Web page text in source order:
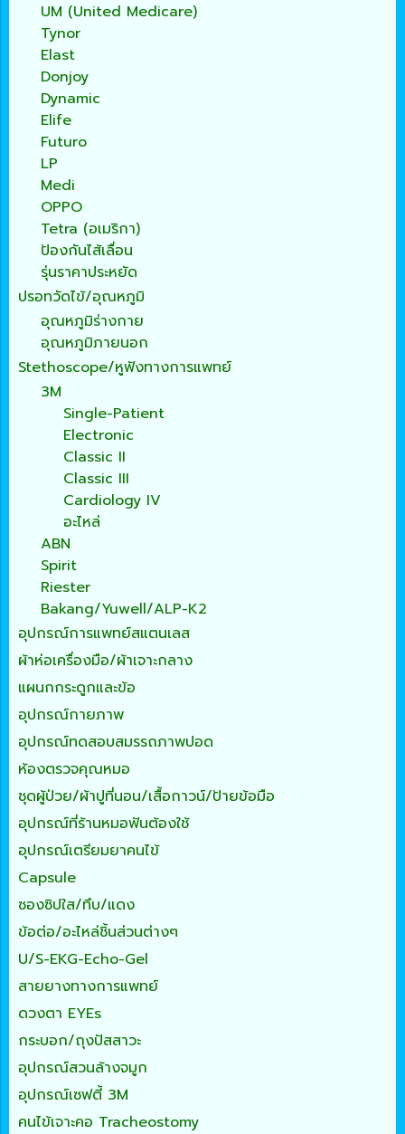
UM (United Medicare)
Tynor
Elast
Donjoy
Dynamic
Elife
Futuro
LP
Medi
OPPO
Tetra (อเมริกา)
ป้องกันไส้เลื่อน
รุ่นราคาประหยัด
ปรอทวัดไข้/อุณหภูมิ
อุณหภูมิร่างกาย
อุณหภูมิภายนอก
Stethoscope/หูฟังทางการแพทย์
3M
Single-Patient
Electronic
Classic II
Classic III
Cardiology IV
อะไหล่
ABN
Spirit
Riester
Bakang/Yuwell/ALP-K2
อุปกรณ์การแพทย์สแตนเลส
ผ้าห่อเครื่องมือ/ผ้าเจาะกลาง
แผนกกระดูกและข้อ
อุปกรณ์กายภาพ
อุปกรณ์ทดสอบสมรรถภาพปอด
ห้องตรวจคุณหมอ
ชุดผู้ป่วย/ผ้าปูที่นอน/เสื้อกาวน์/ป้ายข้อมือ
อุปกรณ์ที่ร้านหมอฟันต้องใช้
อุปกรณ์เตรียมยาคนไข้
Capsule
ซองซิปใส/ทึบ/แดง
ข้อต่อ/อะไหล่ชิ้นส่วนต่างๆ
U/S-EKG-Echo-Gel
สายยางทางการแพทย์
ดวงตา EYEs
กระบอก/ถุงปัสสาวะ
อุปกรณ์สวนล้างจมูก
อุปกรณ์เซฟตี้ 3M
คนไข้เจาะคอ Tracheostomy